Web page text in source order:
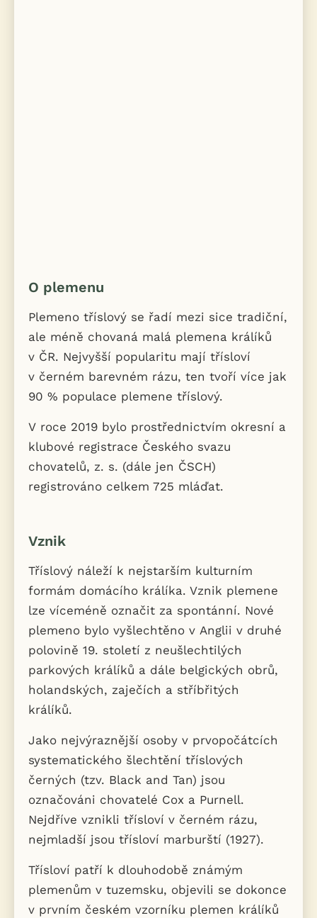
O plemenu
Plemeno tříslový se řadí mezi sice tradiční,
ale méně chovaná malá plemena králíků
v ČR. Nejvyšší popularitu mají třísloví
v černém barevném rázu, ten tvoří více jak
90 % populace plemene tříslový.
V roce 2019 bylo prostřednictvím okresní a
klubové registrace Českého svazu
chovatelů, z. s. (dále jen ČSCH)
registrováno celkem 725 mláďat.
Vznik
Tříslový náleží k nejstarším kulturním
formám domácího králíka. Vznik plemene
lze víceméně označit za spontánní. Nové
plemeno bylo vyšlechtěno v Anglii v druhé
polovině 19. století z neušlechtilých
parkových králíků a dále belgických obrů,
holandských, zaječích a stříbřitých
králíků.
Jako nejvýraznější osoby v prvopočátcích
systematického šlechtění tříslových
černých (tzv. Black and Tan) jsou
označováni chovatelé Cox a Purnell.
Nejdříve vznikli třísloví v černém rázu,
nejmladší jsou třísloví marburští (1927).
Třísloví patří k dlouhodobě známým
plemenům v tuzemsku, objevili se dokonce
v prvním českém vzorníku plemen králíků